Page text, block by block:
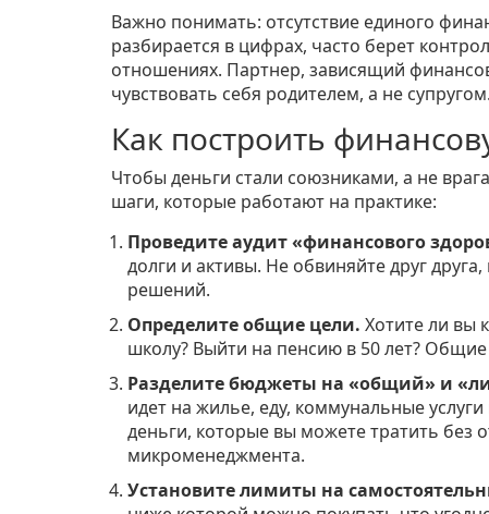
Важно понимать: отсутствие единого
разбирается в цифрах, часто берет
отношениях. Партнер, зависящий
чувствовать себя родителем, а не супругом.
Как построить
Чтобы деньги стали союзниками, а не
шаги, которые работают на практике:
Проведите аудит «финансового
долги и активы. Не обвиняйте друг
решений.
Определите общие цели. Хотите ли вы
школу? Выйти на пенсию в 50 лет?
Разделите бюджеты на «общий» и
идет на жилье, еду, коммунальные
деньги, которые вы можете тратить без
микроменеджмента.
Установите лимиты на